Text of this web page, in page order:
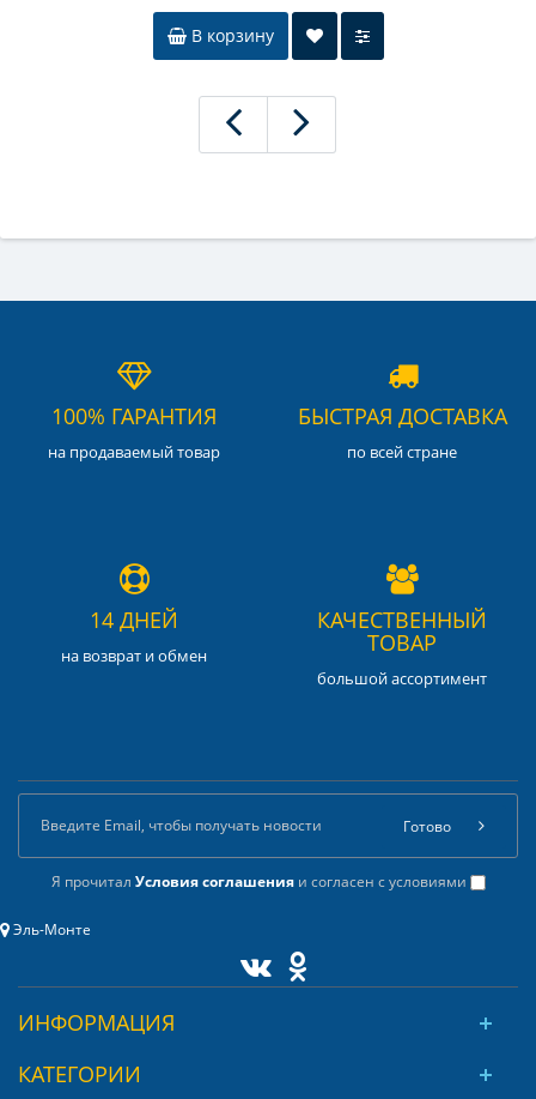
В корзину
100% ГАРАНТИЯ
на продаваемый товар
БЫСТРАЯ ДОСТАВКА
по всей стране
14 ДНЕЙ
на возврат и обмен
КАЧЕСТВЕННЫЙ
ТОВАР
большой ассортимент
Я прочитал Условия соглашенияи согласен с условиями
Готово
Эль-Монте
ИНФОРМАЦИЯ
КАТЕГОРИИ